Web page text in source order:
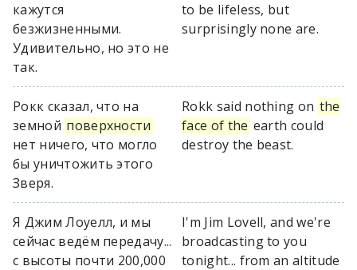
кажутся
безжизненными.
Удивительно, но это не
так.
to be lifeless, but
surprisingly none are.
Рокк сказал, что на
земной поверхности
нет ничего, что могло
бы уничтожить этого
Зверя.
Rokk said nothing on the
face of the earth could
destroy the beast.
Я Джим Лоуелл, и мы
сейчас ведём передачу...
с высоты почти 200,000
I'm Jim Lovell, and we're
broadcasting to you
tonight... from an altitude